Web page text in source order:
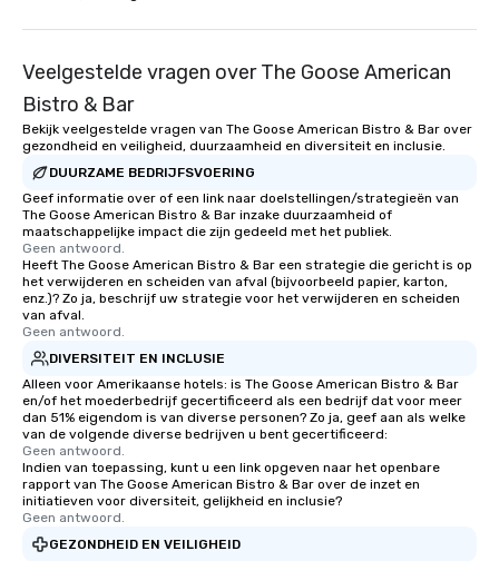
break down walls, get to know each
through magic. | If you're looking for a
personable, engaging, and mind
blowing experience for your group -
send me/my team a message!
Veelgestelde vragen over The Goose American
Bistro & Bar
Bekijk veelgestelde vragen van The Goose American Bistro & Bar over
gezondheid en veiligheid, duurzaamheid en diversiteit en inclusie.
DUURZAME BEDRIJFSVOERING
Geef informatie over of een link naar doelstellingen/strategieën van
The Goose American Bistro & Bar inzake duurzaamheid of
maatschappelijke impact die zijn gedeeld met het publiek.
Geen antwoord.
Heeft The Goose American Bistro & Bar een strategie die gericht is op
het verwijderen en scheiden van afval (bijvoorbeeld papier, karton,
enz.)? Zo ja, beschrijf uw strategie voor het verwijderen en scheiden
van afval.
Geen antwoord.
DIVERSITEIT EN INCLUSIE
Alleen voor Amerikaanse hotels: is The Goose American Bistro & Bar
en/of het moederbedrijf gecertificeerd als een bedrijf dat voor meer
dan 51% eigendom is van diverse personen? Zo ja, geef aan als welke
van de volgende diverse bedrijven u bent gecertificeerd:
Geen antwoord.
Indien van toepassing, kunt u een link opgeven naar het openbare
rapport van The Goose American Bistro & Bar over de inzet en
initiatieven voor diversiteit, gelijkheid en inclusie?
Geen antwoord.
GEZONDHEID EN VEILIGHEID